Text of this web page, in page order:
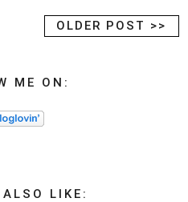
OLDER POST >>
ME ON:
LIKE: